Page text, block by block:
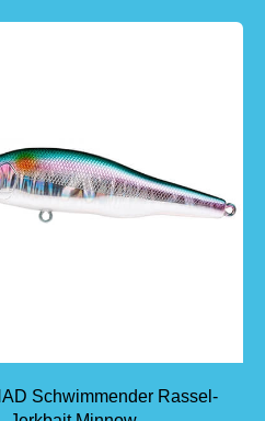
Schwimmender Rassel-